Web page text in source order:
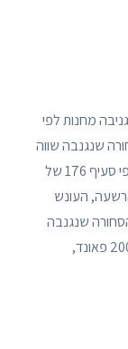
מחנות לפי
אם הסחורה שנגנבה שווה
פחות מ-200 פאונד, אדם עשוי להיות מואשם לפי סעיף 176 של
העונש
שנגנבה
שווה פחות מ-200 פאונד; אם הם שווים יותר מ-200 פאונד,